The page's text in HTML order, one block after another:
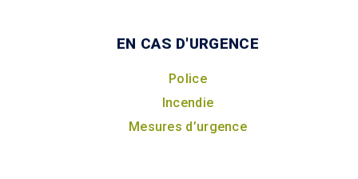
EN CAS D'URGENCE
Police
Incendie
Mesures d’urgence